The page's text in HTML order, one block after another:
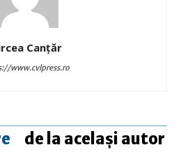
Canţăr
www.cvlpress.ro
de la același autor